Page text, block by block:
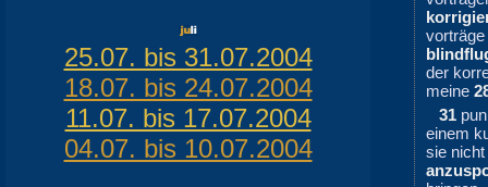
25.07. bis 31.07.2004
18.07. bis 24.07.2004
11.07. bis 17.07.2004
04.07. bis 10.07.2004
vorträge
der
meine
31
einem
sie nicht